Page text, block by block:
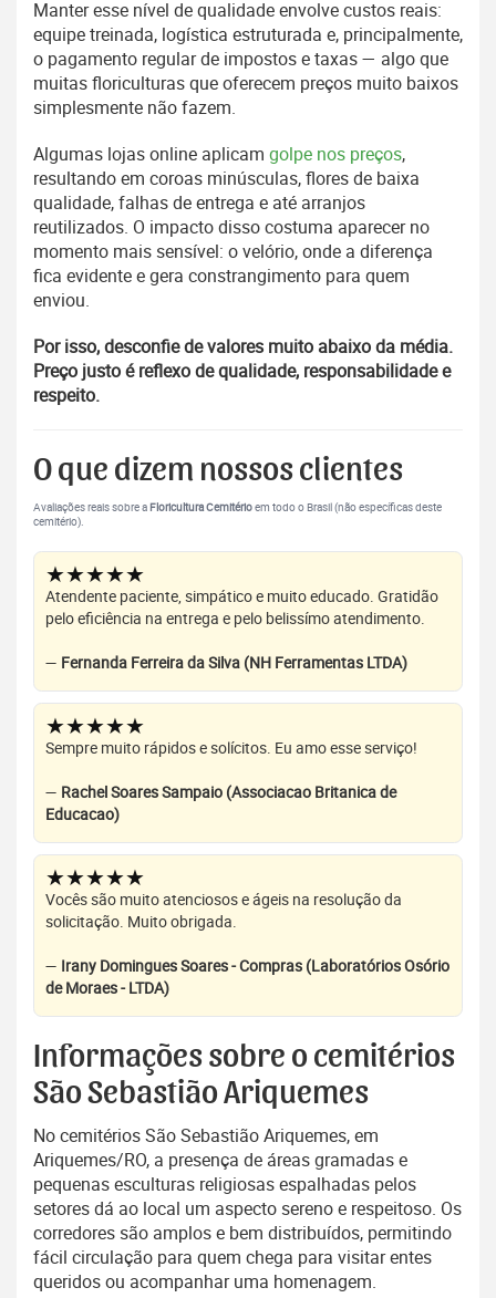
Manter esse nível de qualidade envolve custos reais:
equipe treinada, logística estruturada e, principalmente,
o pagamento regular de impostos e taxas — algo que
muitas floriculturas que oferecem preços muito baixos
simplesmente não fazem.
Algumas lojas online aplicam golpe nos preços,
resultando em coroas minúsculas, flores de baixa
qualidade, falhas de entrega e até arranjos
reutilizados. O impacto disso costuma aparecer no
momento mais sensível: o velório, onde a diferença
fica evidente e gera constrangimento para quem
enviou.
Por isso, desconfie de valores muito abaixo da média.
Preço justo é reflexo de qualidade, responsabilidade e
respeito.
O que dizem nossos clientes
Avaliações reais sobre a Floricultura Cemitérioem todo o Brasil (não específicas deste
cemitério).
★★★★★
Atendente paciente, simpático e muito educado. Gratidão
pelo eficiência na entrega e pelo belissímo atendimento.
— Fernanda Ferreira da Silva (NH Ferramentas LTDA)
★★★★★
Sempre muito rápidos e solícitos. Eu amo esse serviço!
— Rachel Soares Sampaio (Associacao Britanica de
Educacao)
★★★★★
Vocês são muito atenciosos e ágeis na resolução da
solicitação. Muito obrigada.
— Irany Domingues Soares - Compras (Laboratórios Osório
de Moraes - LTDA)
Informações sobre o cemitérios
São Sebastião Ariquemes
No cemitérios São Sebastião Ariquemes, em
Ariquemes/RO, a presença de áreas gramadas e
pequenas esculturas religiosas espalhadas pelos
setores dá ao local um aspecto sereno e respeitoso. Os
corredores são amplos e bem distribuídos, permitindo
fácil circulação para quem chega para visitar entes
queridos ou acompanhar uma homenagem.